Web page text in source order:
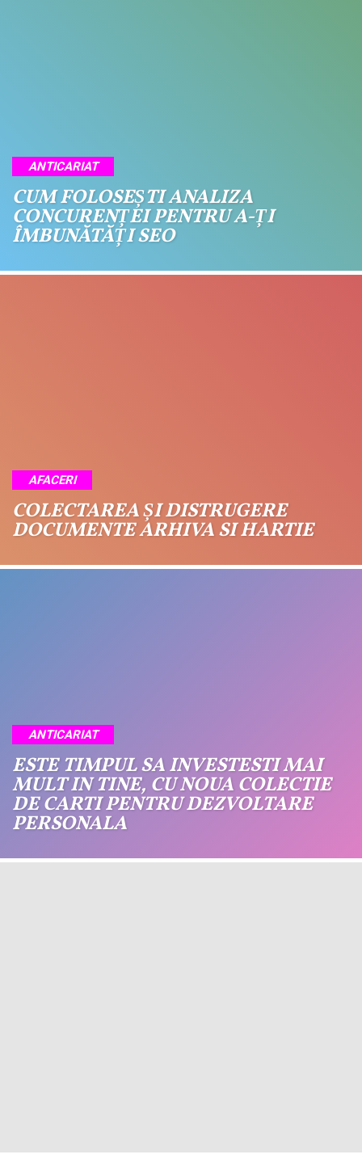
ANTICARIAT
CUM FOLOSEȘTI ANALIZA
CONCURENȚEI PENTRU A-ȚI
ÎMBUNĂTĂȚI SEO
AFACERI
COLECTAREA ȘI DISTRUGERE
DOCUMENTE ARHIVA SI HARTIE
ANTICARIAT
ESTE TIMPUL SA INVESTESTI MAI
MULT IN TINE, CU NOUA COLECTIE
DE CARTI PENTRU DEZVOLTARE
PERSONALA